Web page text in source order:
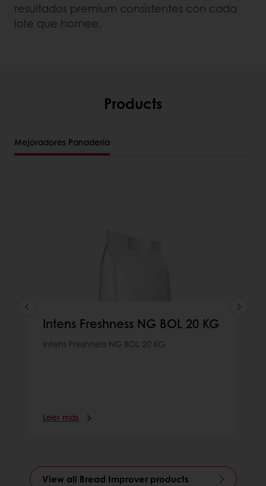
resultados premium consistentes con cada
lote que hornee.
Products
Mejoradores Panadería
Intens Freshness NG BOL 20 KG
Intens Freshness NG BOL 20 KG
Leer más
View all Bread Improver products